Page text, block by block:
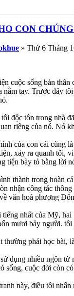
CON
» Thứ 6 Tháng
cuộc sống bản
tay. Trước đây
độc tôn trong nhà
riêng của nó. Nó
của con cái cũng
xảy ra quanh tôi,
tiện bày tỏ bằng lời
thành trong hoàn
nhận công tác
văn hoá phương
tiếng nhất của Mỹ,
mươi bảy người.
thường phải học bài,
dụng nhiều ngôn
sống, cuộc đời còn
này, điều tôi